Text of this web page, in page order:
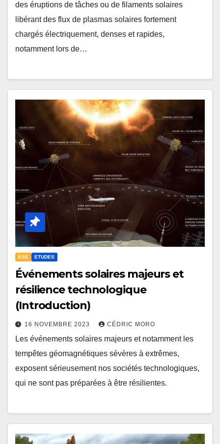
des éruptions de tâches ou de filaments solaires
libérant des flux de plasmas solaires fortement
chargés électriquement, denses et rapides,
notamment lors de…
ESE ETUDES
Événements solaires majeurs et
résilience technologique
(Introduction)
16 NOVEMBRE 2023 CÉDRIC MORO
Les événements solaires majeurs et notamment les
tempêtes géomagnétiques sévères à extrêmes,
exposent sérieusement nos sociétés technologiques,
qui ne sont pas préparées à être résilientes.